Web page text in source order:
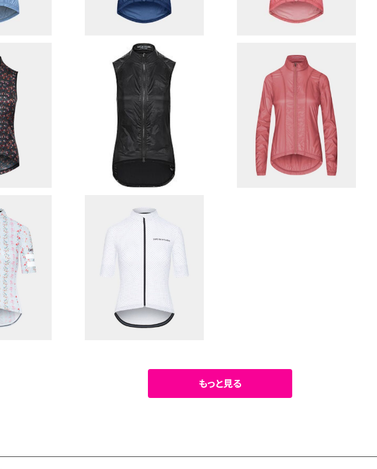
（ Wome
リングベスト
）
cafe du cycliste （ Wome
n'sモデル ） サイクリングベスト
（ Dorothee ）
¥16,170
30%OFF
SOLD OUT
cafe du cycliste （ Wome
n'sモデル ） サイクリングジャケ
ット（ PETRA / D.PINK ）
¥20,790
30%OFF
）
cafe du cycliste （ Women
sモデル ） サイクルジャージ （ F
LEURETTE / White ）
¥17,710
30%OFF
SOLD OUT
もっと見る